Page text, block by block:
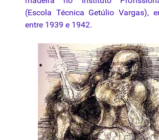
(Escola Técnica Getúlio Vargas),
entre 1939 e 1942.